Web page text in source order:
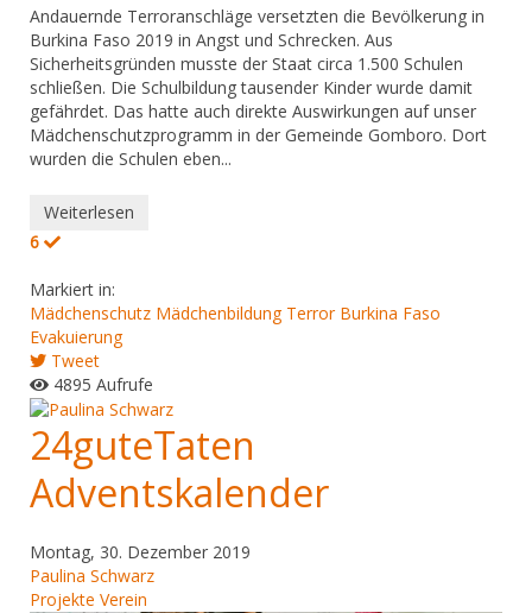
Andauernde Terroranschläge versetz­ten die Bevöl­kerung in
Burkina Faso 2019 in Angst und Schrecken. Aus
Sicherheitsgründen musste der Staat circa 1.500 Schulen
schließen. Die Schulbildung tausender Kinder wurde damit
gefährdet. Das hatte auch direkte Auswirkungen auf unser
Mädchenschutzprogramm in der Gemeinde Gomboro. Dort
wurden die Schulen eben...
Weiterlesen
6
Markiert in:
Mädchenschutz Mädchenbildung Terror Burkina Faso
Evakuierung
Tweet
4895 Aufrufe
24guteTaten
Adventskalender
Montag, 30. Dezember 2019
Paulina Schwarz
Projekte Verein